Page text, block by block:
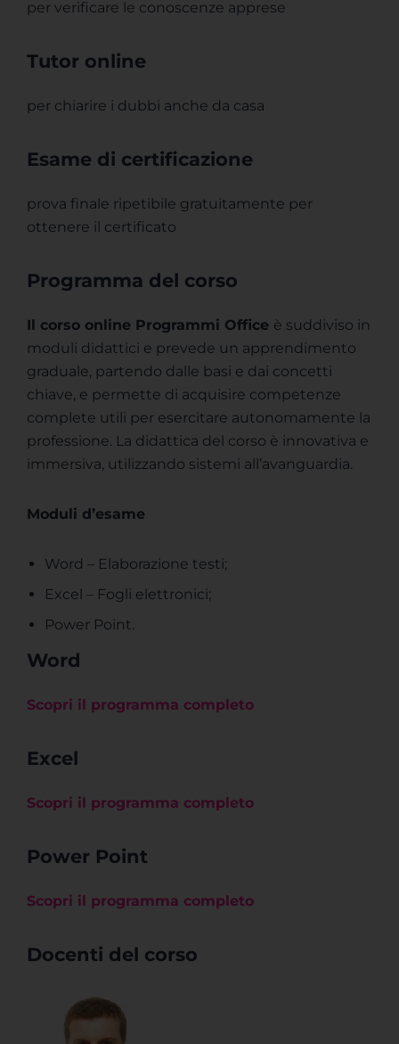
per verificare le conoscenze apprese
Tutor online
per chiarire i dubbi anche da casa
Esame di certificazione
prova finale ripetibile gratuitamente per
ottenere il certificato
Programma del corso
Il corso online Programmi Office è suddiviso in
moduli didattici e prevede un apprendimento
graduale, partendo dalle basi e dai concetti
chiave, e permette di acquisire competenze
complete utili per esercitare autonomamente la
professione. La didattica del corso è innovativa e
immersiva, utilizzando sistemi all’avanguardia.
Moduli d’esame
Word – Elaborazione testi;
Excel – Fogli elettronici;
Power Point.
Word
Scopri il programma completo
Excel
Scopri il programma completo
Power Point
Scopri il programma completo
Docenti del corso